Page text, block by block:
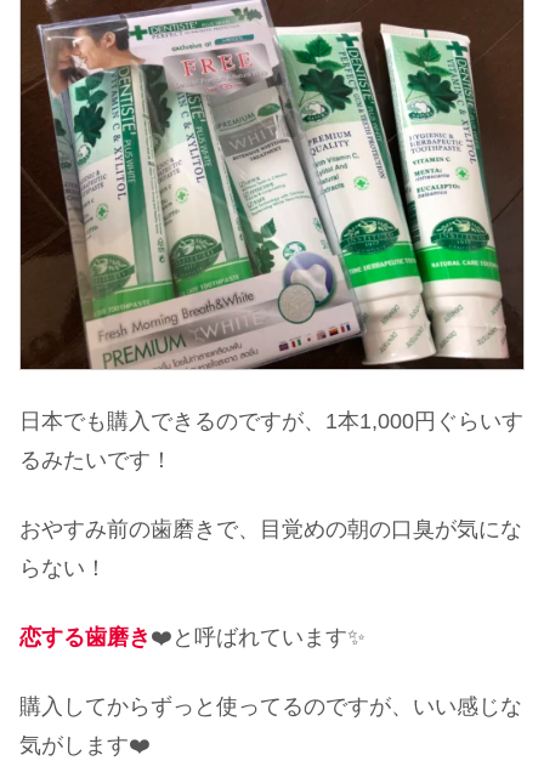
日本でも購入できるのですが、1本1,000円ぐらいす
るみたいです！
おやすみ前の歯磨きで、目覚めの朝の口臭が気にな
らない！
恋する歯磨き ❤️と呼ばれています✨
購入してからずっと使ってるのですが、いい感じな
気がします❤️